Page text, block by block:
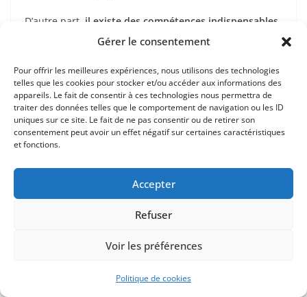
Gérer le consentement
Pour offrir les meilleures expériences, nous utilisons des technologies
telles que les cookies pour stocker et/ou accéder aux informations des
appareils. Le fait de consentir à ces technologies nous permettra de
traiter des données telles que le comportement de navigation ou les ID
uniques sur ce site. Le fait de ne pas consentir ou de retirer son
consentement peut avoir un effet négatif sur certaines caractéristiques
et fonctions.
Accepter
Refuser
Voir les préférences
Politique de cookies
D’autre part, il existe des compétences indispensables,
sur lesquelles tout parent devrait mettre l’accent, et
Ces compétencesque l’école n’enseigne pas, ou si peu,
font parti de celles qui – justement – permettent de
réussir dans la vie. Et quand je parle de réussite,
j’englobe la réussite sociale, financière, familiale,
personnelle. Toutes ces compétences indispensables
à la manière de parler en public ou de faire passer une
idée. Mais je veux surtout mettre l’accent sur trois
pas si compliquée.
Les compétences en informatique,